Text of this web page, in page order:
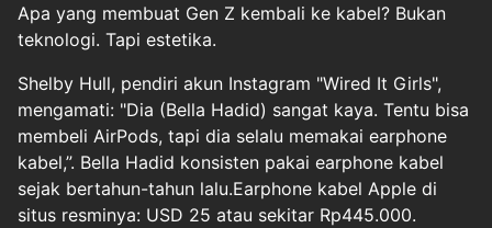
Apa yang membuat Gen Z kembali ke kabel? Bukan
teknologi. Tapi estetika.
Shelby Hull, pendiri akun Instagram "Wired It Girls",
mengamati: "Dia (Bella Hadid) sangat kaya. Tentu bisa
membeli AirPods, tapi dia selalu memakai earphone
kabel,”. Bella Hadid konsisten pakai earphone kabel
sejak bertahun-tahun lalu.Earphone kabel Apple di
situs resminya: USD 25 atau sekitar Rp445.000.